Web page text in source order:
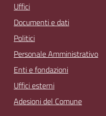
Uffici
Documenti e dati
Politici
Personale Amministrativo
Enti e fondazioni
Uffici esterni
Adesioni del Comune